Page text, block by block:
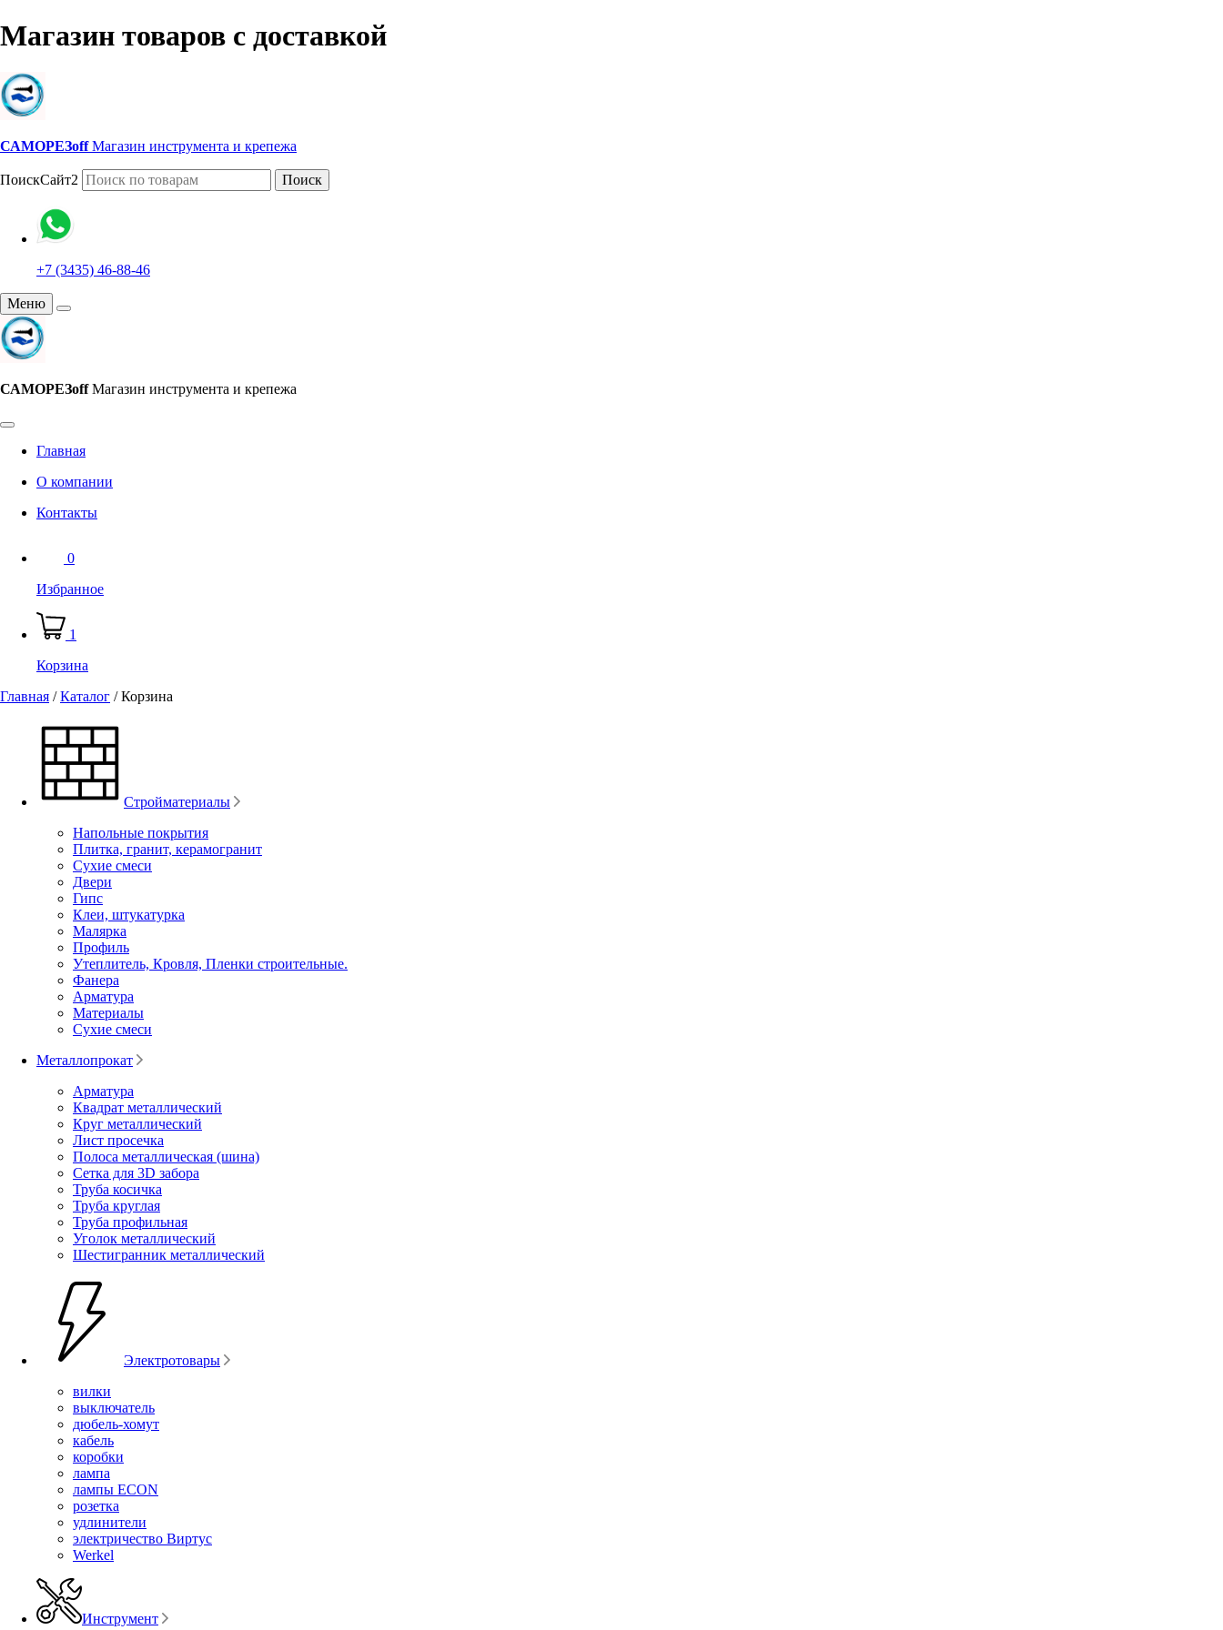
Магазин товаров с доставкой
САМОРЕЗoff Магазин инструмента и крепежа
ПоискСайт2 Поиск
+7 (3435) 46-88-46
Меню
САМОРЕЗoff Магазин инструмента и крепежа
Главная
О компании
Контакты
0
Избранное
1
Корзина
Главная /Каталог /Корзина
Стройматериалы
Напольные покрытия
Плитка, гранит, керамогранит
Сухие смеси
Двери
Гипс
Клеи, штукатурка
Малярка
Профиль
Утеплитель, Кровля, Пленки строительные.
Фанера
Арматура
Материалы
Сухие смеси
Металлопрокат
Арматура
Квадрат металлический
Круг металлический
Лист просечка
Полоса металлическая (шина)
Сетка для 3D забора
Труба косичка
Труба круглая
Труба профильная
Уголок металлический
Шестигранник металлический
Электротовары
вилки
выключатель
дюбель-хомут
кабель
коробки
лампа
лампы ECON
розетка
удлинители
электричество Виртус
Werkel
Инструмент